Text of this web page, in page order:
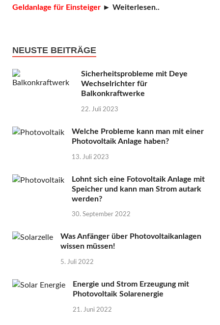
Geldanlage für Einsteiger ► Weiterlesen..
NEUSTE BEITRÄGE
Sicherheitsprobleme mit Deye
Wechselrichter für
Balkonkraftwerke
22. Juli 2023
Welche Probleme kann man mit einer
Photovoltaik Anlage haben?
13. Juli 2023
Lohnt sich eine Fotovoltaik Anlage mit
Speicher und kann man Strom autark
werden?
30. September 2022
Was Anfänger über Photovoltaikanlagen
wissen müssen!
5. Juli 2022
Energie und Strom Erzeugung mit
Photovoltaik Solarenergie
21. Juni 2022